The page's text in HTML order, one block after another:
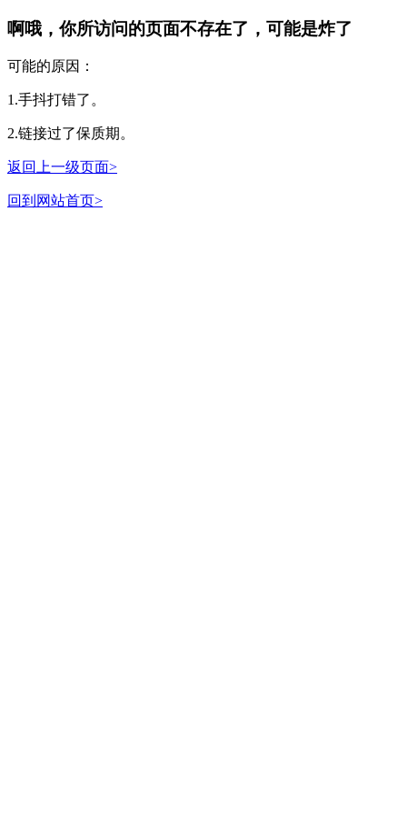
啊哦，你所访问的页面不存在了，可能是炸了
可能的原因：
1.手抖打错了。
2.链接过了保质期。
返回上一级页面>
回到网站首页>